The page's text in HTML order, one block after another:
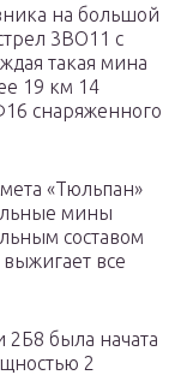
на большой
3ВО11 с
такая мина
19 км 14
снаряженного
«Тюльпан»
мины
составом
все
была начата
2